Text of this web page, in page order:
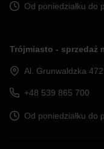
Od poniedziałku do
Trójmiasto - sprzedaż
Al. Grunwaldzka
+48 539 865 700
Od poniedziałku do